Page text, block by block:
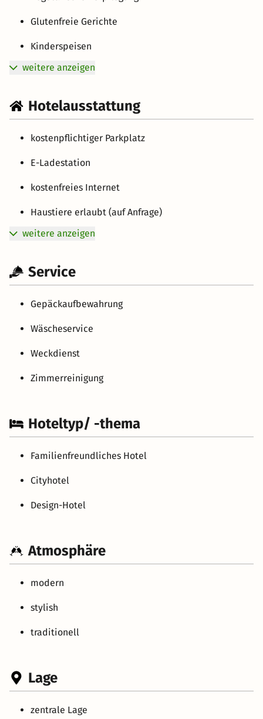
Glutenfreie Gerichte
Kinderspeisen
weitere anzeigen
Hotelausstattung
kostenpflichtiger Parkplatz
E-Ladestation
kostenfreies Internet
Haustiere erlaubt (auf Anfrage)
weitere anzeigen
Service
Gepäckaufbewahrung
Wäscheservice
Weckdienst
Zimmerreinigung
Hoteltyp/ -thema
Familienfreundliches Hotel
Cityhotel
Design-Hotel
Atmosphäre
modern
stylish
traditionell
Lage
zentrale Lage